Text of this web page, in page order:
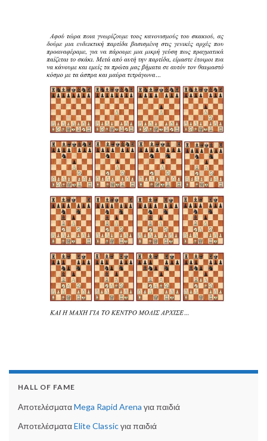
HALL OF FAME
ΑποτελέσματαMega Rapid Arena για παιδιά
ΑποτελέσματαElite Classicγια παιδιά